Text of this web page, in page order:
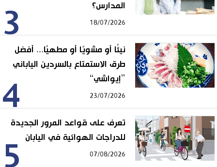
3
المدارس؟
18/07/2026
4
نيئًا أو مشويًا أو مطهيًا... أفضل
طرق الاستمتاع بالسردين الياباني
”إيواشي“
23/07/2026
5
تعرف على قواعد المرور الجديدة
للدراجات الهوائية في اليابان
07/08/2026